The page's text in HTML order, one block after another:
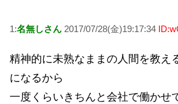
1:名無しさん 2017/07/28(金)19:17:34
精神的に未熟なままの人間を教え
になるから
一度くらいきちんと会社で働かせ